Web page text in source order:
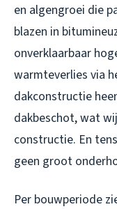
en algengroei die
blazen in
onverklaarbaar
warmteverlies via
dakconstructie
dakbeschot, wat
constructie. En
geen groot
Per bouwperiode